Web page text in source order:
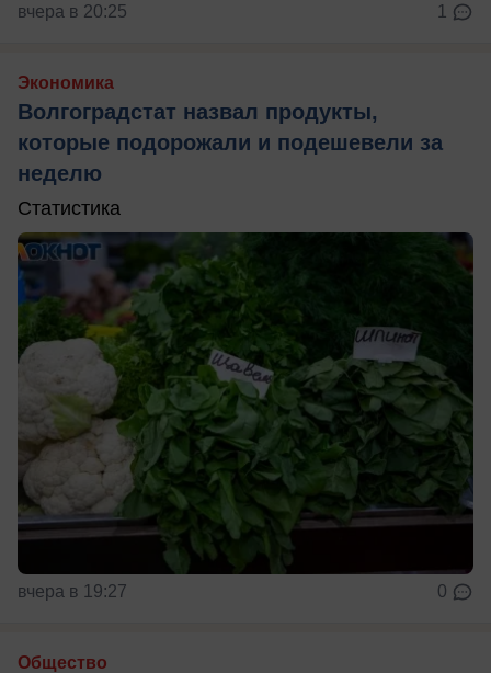
вчера в 20:25 1
Экономика
Волгоградстат назвал продукты,
которые подорожали и подешевели за
неделю
Статистика
вчера в 19:27 0
Общество